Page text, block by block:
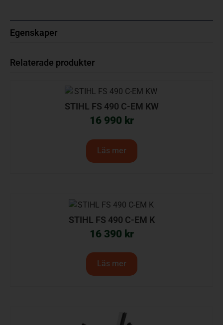
Egenskaper
Relaterade produkter
STIHL FS 490 C-EM KW
16 990 kr
Läs mer
STIHL FS 490 C-EM K
16 390 kr
Läs mer